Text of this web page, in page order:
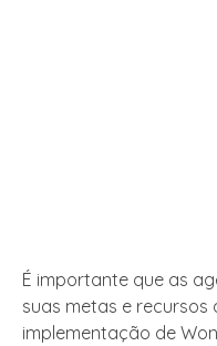
É importante que as
suas metas e recursos
implementação de